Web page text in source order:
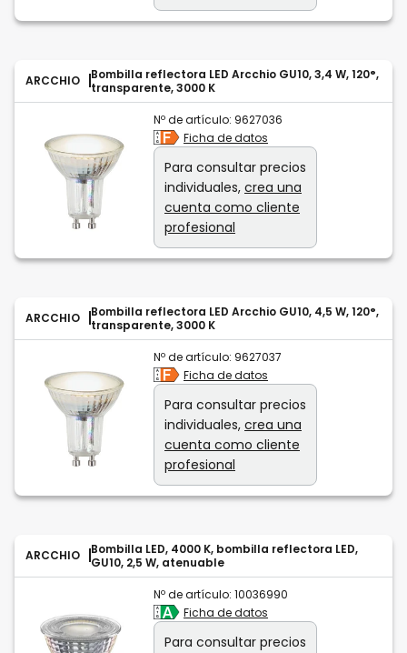
ARCCHIO
Bombilla reflectora LED Arcchio GU10, 3,4 W, 120°,
transparente, 3000 K
Nº de artículo: 9627036
Ficha de datos
Para consultar precios
individuales, crea una
cuenta como cliente
profesional
ARCCHIO
Bombilla reflectora LED Arcchio GU10, 4,5 W, 120°,
transparente, 3000 K
Nº de artículo: 9627037
Ficha de datos
Para consultar precios
individuales, crea una
cuenta como cliente
profesional
ARCCHIO
Bombilla LED, 4000 K, bombilla reflectora LED,
GU10, 2,5 W, atenuable
Nº de artículo: 10036990
Ficha de datos
Para consultar precios